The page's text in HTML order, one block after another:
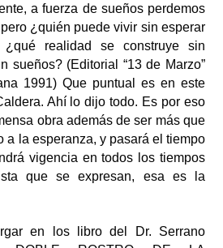
a fuerza de sueños perdemos
¿quién puede vivir sin esperar
realidad se construye sin
sueños? (Editorial “13 de Marzo”
1991) Que puntual es en este
Ahí lo dijo todo. Es por eso
obra además de ser más que
a la esperanza, y pasará el tiempo
vigencia en todos los tiempos
que se expresan, esa es la
en los libro del Dr. Serrano